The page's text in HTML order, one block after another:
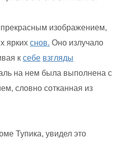
изображением,
ярких снов. Оно излучало
к себе взгляды
на нем была выполнена с
словно сотканная из
Тупика, увидел это